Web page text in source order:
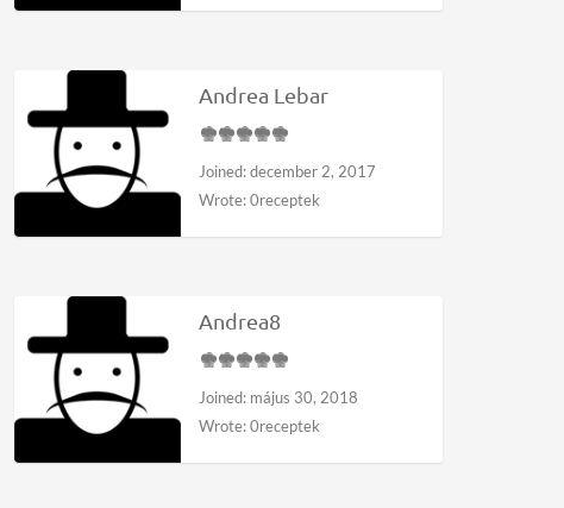
Andrea Lebar
Joined: december 2, 2017
Wrote: 0receptek
Andrea8
Joined: május 30, 2018
Wrote: 0receptek